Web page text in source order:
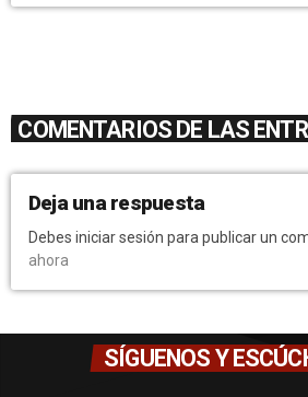
COMENTARIOS DE LAS
Deja una respuesta
Debes iniciar sesión para publicar un
ahora
SÍGUENOS Y